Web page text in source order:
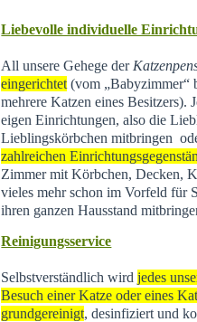
Liebevolle individuelle
All unsere Gehege der
eingerichtet (vom „Babyzimmer“
mehrere Katzen eines Besitzers).
eigen Einrichtungen, also die
Lieblingskörbchen mitbringen
zahlreichen
Zimmer mit Körbchen, Decken,
vieles mehr schon im Vorfeld für
ihren ganzen Hausstand
Reinigungsservice
Selbstverständlich wirdjedes
Besuch einer Katze oder eines
grundgereinigt, desinfiziert und